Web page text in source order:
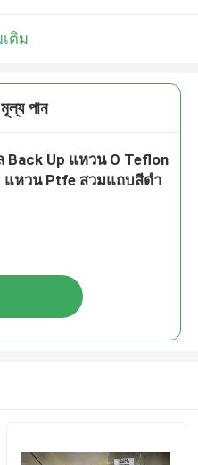
ติม
পান
Back Up แหวน O Teflon
แหวน Ptfe สวมแถบสีดำ